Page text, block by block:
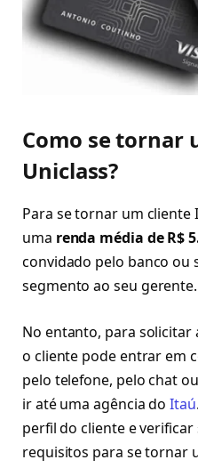
Como se tornar
Uniclass?
Para se tornar um cliente
uma renda média de R$
convidado pelo banco ou
segmento ao seu gerente.
No entanto, para solicitar
o cliente pode entrar em
pelo telefone, pelo chat
ir até uma agência doItaú
perfil do cliente e verificar
requisitos para se tornar